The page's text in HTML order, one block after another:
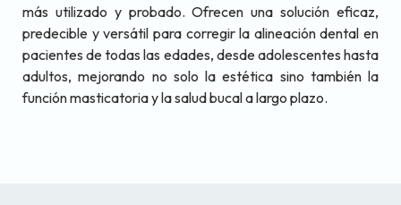
más utilizado y probado. Ofrecen una solución eficaz,
predecible y versátil para corregir la alineación dental en
pacientes de todas las edades, desde adolescentes hasta
adultos, mejorando no solo la estética sino también la
función masticatoria y la salud bucal a largo plazo.